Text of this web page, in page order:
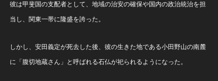
彼は甲斐国の支配者として、地域の治安の確保や国内の政治統治を担
当し、関東一帯に隆盛を誇った。
しかし、安田義定が死去した後、彼の生きた地である小田野山の南麓
に「腹切地蔵さん」と呼ばれる石仏が祀られるようになった。